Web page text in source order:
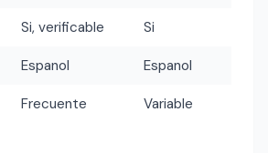
Si, verificable Si
Espanol Espanol
Frecuente Variable